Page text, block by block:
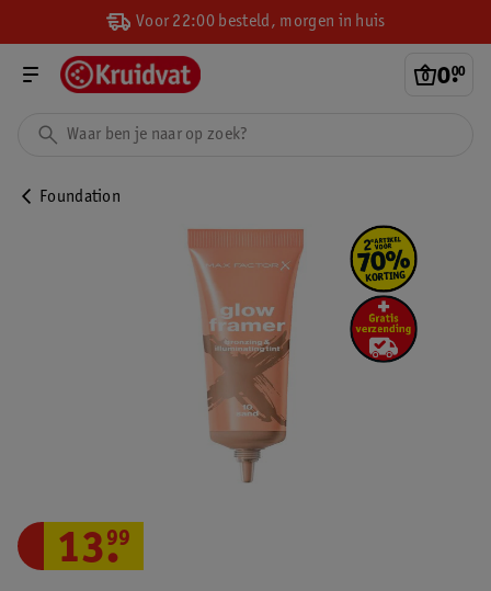
Voor 22:00 besteld, morgen in huis
0.
00
Foundation
13.
99